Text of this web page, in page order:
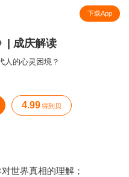
下载App
| 成庆解读
人的心灵困境？
4.99 得到贝
世界真相的理解；